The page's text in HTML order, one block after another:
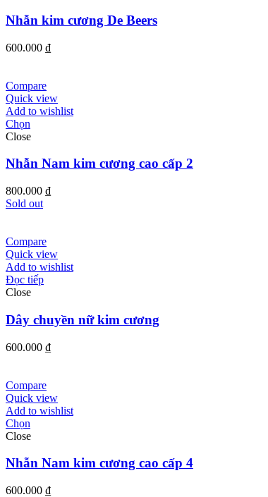
Nhẫn kim cương De Beers
600.000 ₫
Compare
Quick view
Add to wishlist
Chọn
Close
Nhẫn Nam kim cương cao cấp 2
800.000 ₫
Sold out
Compare
Quick view
Add to wishlist
Đọc tiếp
Close
Dây chuyền nữ kim cương
600.000 ₫
Compare
Quick view
Add to wishlist
Chọn
Close
Nhẫn Nam kim cương cao cấp 4
600.000 ₫